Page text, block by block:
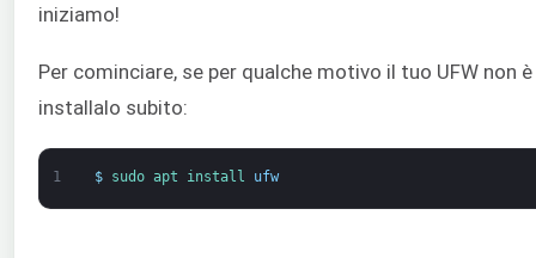
iniziamo!
Per cominciare, se per qualche motivo il tuo UFW non
installalo subito:
1 $ sudo apt install ufw